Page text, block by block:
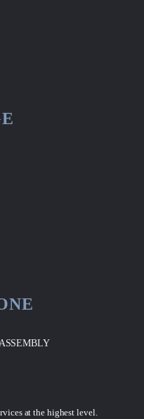
at the highest level.